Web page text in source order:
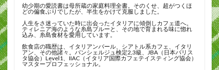
幼少期の愛読書は母所蔵の家庭料理全書。そのくせ、超がつくほ
どの偏食ぶりでしたが、半生をかけて克服しました。
人生をさ迷っていた時に出会ったイタリアに傾倒しカフェ道へ。
ティレニア海のような糸島ブルーと、その地で育まれる味に惚れ
込み、糸島食材を愛用しています。
飲食店の職歴は、イタリアンバール、シアトル系カフェ、イタリ
アン、その他諸々。パンシェルジュ検定2,3級、JBA（日本バリス
タ協会）Level1、IIAC（イタリア国際カフェテイスティング協会）
マスタープロフェッショナル。